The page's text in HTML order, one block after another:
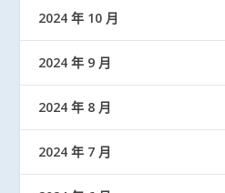
2024 年 10 月
2024 年 9 月
2024 年 8 月
2024 年 7 月